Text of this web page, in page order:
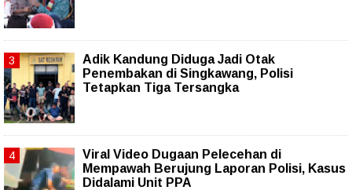
Adik Kandung Diduga Jadi Otak
Penembakan di Singkawang, Polisi
Tetapkan Tiga Tersangka
Viral Video Dugaan Pelecehan di
Mempawah Berujung Laporan Polisi, Kasus
Didalami Unit PPA